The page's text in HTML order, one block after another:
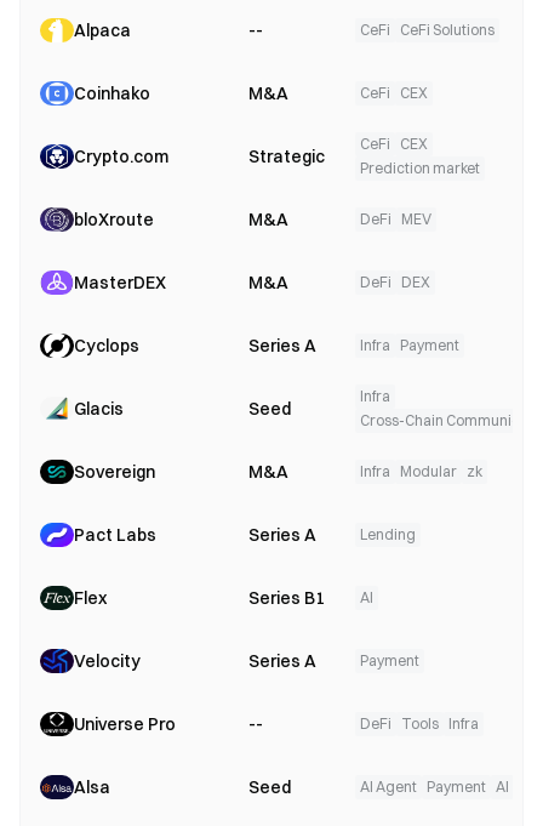
Alpaca -- CeFi CeFi Solutions
Coinhako M&A CeFi CEX
Crypto.com Strategic
CeFi
CEX
Prediction market
bloXroute M&A DeFi MEV
MasterDEX M&A DeFi DEX
Cyclops Series A Infra Payment
Glacis Seed
Infra
Cross-Chain
Sovereign M&A Infra Modular zk
Pact Labs Series A Lending
Flex Series B1 AI
Velocity Series A Payment
Universe Pro -- DeFi Tools Infra
Alsa Seed AI Agent Payment AI